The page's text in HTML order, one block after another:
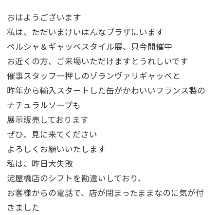
おはようございます
私は、ただいまけいはんなプラザにいます
ペルシャ＆ギャッベスタイル展、只今開催中
お近くの方、ご来場いただけますとうれしいです
催事スタッフ一押しのゾランヴァリギャッベと
昨年から輸入スタートした缶がかわいいフランス製の
ナチュラルソープも
展示販売しております
ぜひ、見に来てください
よろしくお願いいたします
私は、昨日大失敗
淀屋橋店のシフトを勘違いしており、
お客様からの電話で、店が閉まったままなのに気が付
きました